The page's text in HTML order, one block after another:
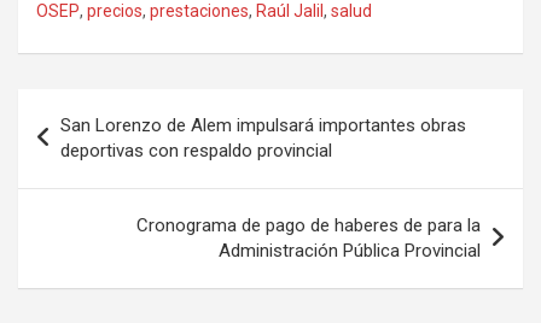
OSEP, precios, prestaciones, Raúl Jalil , salud
de
entradas
San Lorenzo de Alem impulsará importantes obras
deportivas con respaldo provincial
Cronograma de pago de haberes de para la
Administración Pública Provincial